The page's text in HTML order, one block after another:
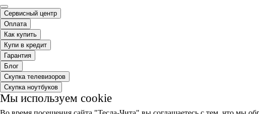
Сервисный центр
Оплата
Как купить
Купи в кредит
Гарантия
Блог
Скупка телевизоров
Скупка ноутбуков
Мы используем cookie